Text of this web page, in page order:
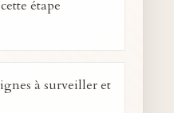
étape
à surveiller et